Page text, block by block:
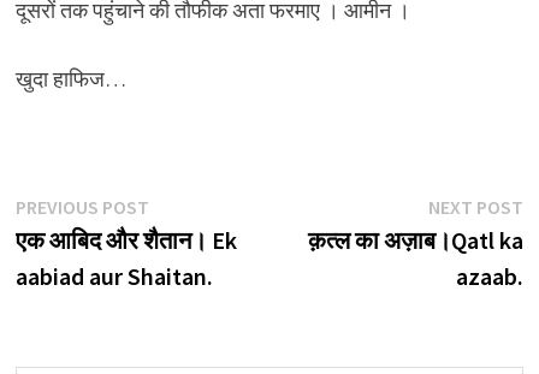
दूसरों तक पहुंचाने की तौफीक अता फरमाए । आमीन ।
खुदा हाफिज…
Post
navigation
PREVIOUS POSTPrevious
post:
एक आबिद और शैतान। Ek
aabiad aur Shaitan.
NEXT POST
क़त्ल का अज़ाब।Qatl ka
azaab.